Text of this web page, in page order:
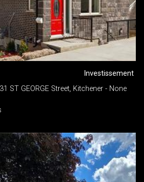
Investissement
ST GEORGE Street, Kitchener - None